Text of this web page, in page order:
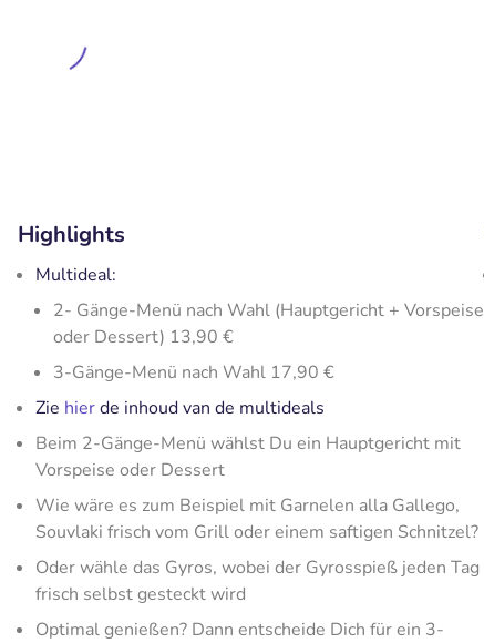
Highlights
Multideal:
2- Gänge-Menü nach Wahl (Hauptgericht + Vorspeise
oder Dessert) 13,90 €
3-Gänge-Menü nach Wahl 17,90 €
Zie hierde inhoud van de multideals
Beim 2-Gänge-Menü wählst Du ein Hauptgericht mit
Vorspeise oder Dessert
Wie wäre es zum Beispiel mit Garnelen alla Gallego,
Souvlaki frisch vom Grill oder einem saftigen Schnitzel?
Oder wähle das Gyros, wobei der Gyrosspieß jeden Tag
frisch selbst gesteckt wird
Optimal genießen? Dann entscheide Dich für ein 3-